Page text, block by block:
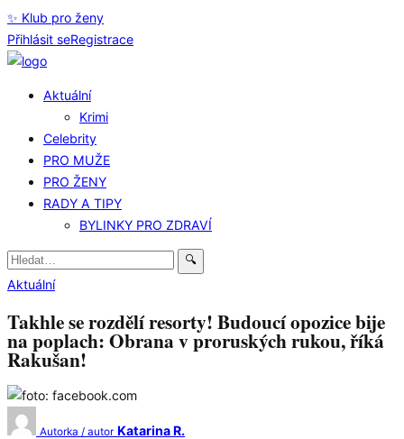
✨ Klub pro ženy
Přihlásit seRegistrace
Aktuální
Krimi
Celebrity
PRO MUŽE
PRO ŽENY
RADY A TIPY
BYLINKY PRO ZDRAVÍ
Hledat: 🔍
Aktuální
Takhle se rozdělí resorty! Budoucí opozice bije
na poplach: Obrana v proruských rukou, říká
Rakušan!
Autorka / autor Katarina R.